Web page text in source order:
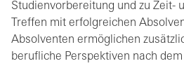
Studienvorbereitung und zu Zeit-
Treffen mit erfolgreichen
Absolventen ermöglichen
berufliche Perspektiven nach